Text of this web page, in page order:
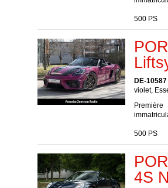
500 PS
DE-
violet,
Première
500 PS
4S